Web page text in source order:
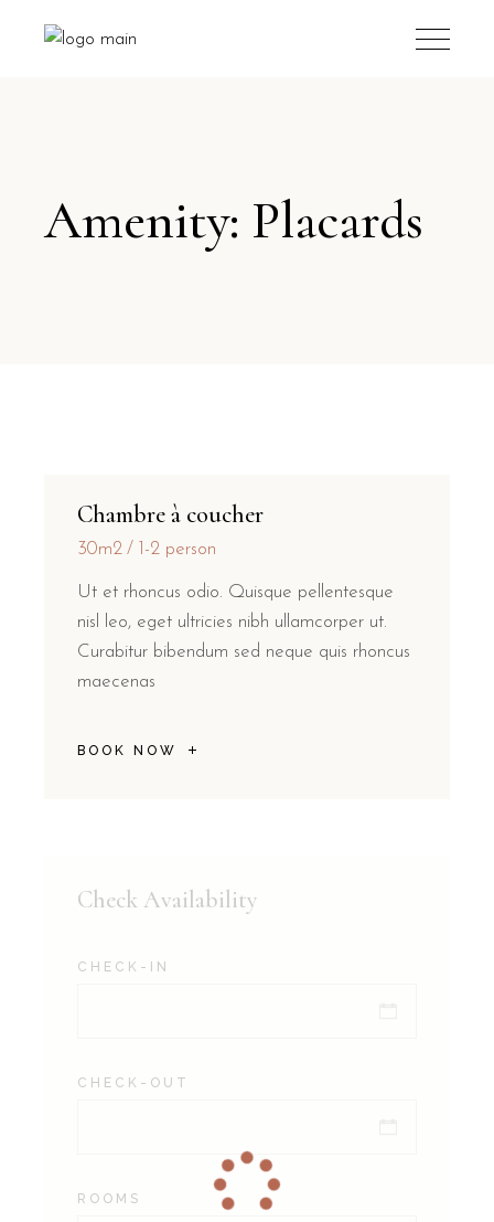
Amenity: Placards
Chambre à coucher
30m2 1-2 person
Ut et rhoncus odio. Quisque pellentesque
nisl leo, eget ultricies nibh ullamcorper ut.
Curabitur bibendum sed neque quis rhoncus
maecenas
BOOK NOW
Check Availability
CHECK-IN
CHECK-OUT
ROOMS